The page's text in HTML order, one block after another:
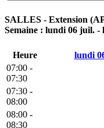
SALLES - Extension
Semaine : lundi 06 juil. -
Heure lundi
07:00 -
07:30
07:30 -
08:00
08:00 -
08:30